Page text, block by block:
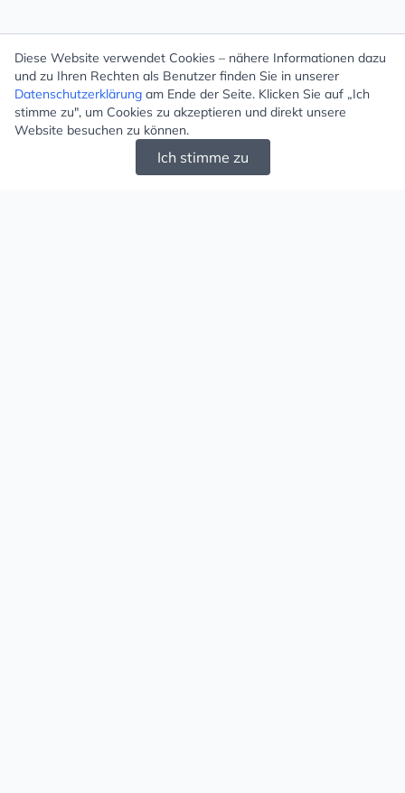
Diese Website verwendet Cookies – nähere Informationen dazu
und zu Ihren Rechten als Benutzer finden Sie in unserer
Datenschutzerklärung am Ende der Seite. Klicken Sie auf „Ich
stimme zu", um Cookies zu akzeptieren und direkt unsere
Website besuchen zu können.
Ich stimme zu